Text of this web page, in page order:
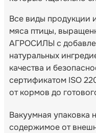
Все виды продукции
мяса птицы,
АГРОСИЛЫ с
натуральных
качества и
сертификатом ISO
от кормов до
Вакуумная упаковка
содержимое от